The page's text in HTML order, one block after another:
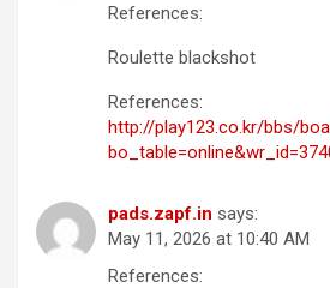
References:
Roulette blackshot
References:
http://play123.co.kr/bbs/
pads.zapf.in says:
May 11, 2026 at 10:40 AM
References: